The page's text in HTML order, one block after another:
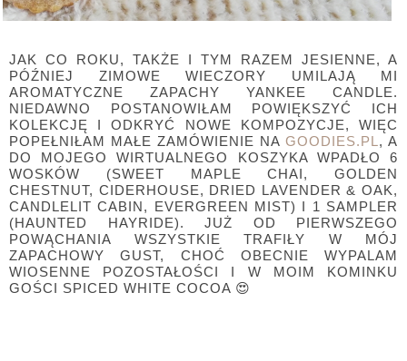
JAK CO ROKU, TAKŻE I TYM RAZEM JESIENNE, A
PÓŹNIEJ ZIMOWE WIECZORY UMILAJĄ MI
AROMATYCZNE ZAPACHY YANKEE CANDLE.
NIEDAWNO POSTANOWIŁAM POWIĘKSZYĆ ICH
KOLEKCJĘ I ODKRYĆ NOWE KOMPOZYCJE, WIĘC
POPEŁNIŁAM MAŁE ZAMÓWIENIE NA GOODIES.PL , A
DO MOJEGO WIRTUALNEGO KOSZYKA WPADŁO 6
WOSKÓW (SWEET MAPLE CHAI, GOLDEN
CHESTNUT, CIDERHOUSE, DRIED LAVENDER & OAK,
CANDLELIT CABIN, EVERGREEN MIST) I 1 SAMPLER
(HAUNTED HAYRIDE). JUŻ OD PIERWSZEGO
POWĄCHANIA WSZYSTKIE TRAFIŁY W MÓJ
ZAPACHOWY GUST, CHOĆ OBECNIE WYPALAM
WIOSENNE POZOSTAŁOŚCI I W MOIM KOMINKU
GOŚCI SPICED WHITE COCOA 😍